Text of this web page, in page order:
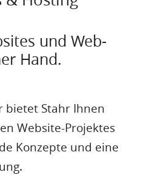
und Web-
Hand.
bietet Stahr Ihnen
Website-Projektes
Konzepte und eine